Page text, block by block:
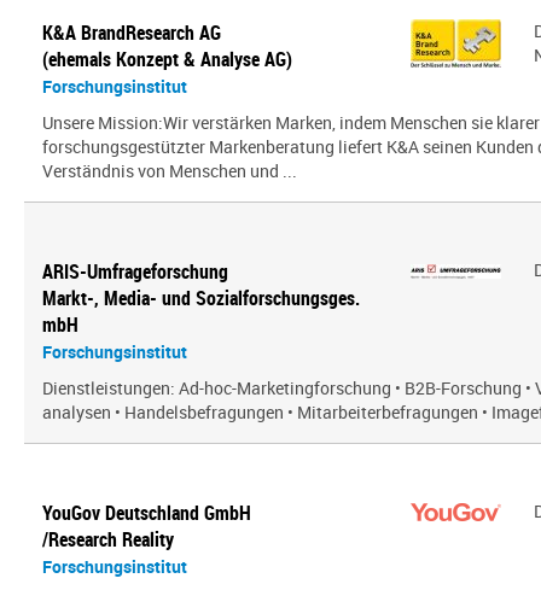
K&A BrandResearch AG
(ehemals Konzept & Analyse AG)
Forschungsinstitut
Unsere Mission:Wir verstärken Marken, indem Menschen sie
forschungsgestützter Markenberatung liefert K&A seinen Kunden
Verständnis von Menschen und ...
ARIS-Umfrageforschung
Markt-, Media- und Sozialforschungsges.
mbH
Forschungsinstitut
Dienstleistungen: Ad-hoc-Marketingforschung • B2B-Forschung
analysen • Handelsbefragungen • Mitarbeiterbefragungen •
YouGov Deutschland GmbH
/Research Reality
Forschungsinstitut